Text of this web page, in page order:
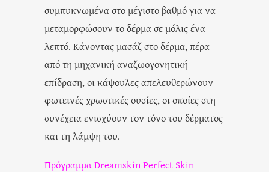
συμπυκνωμένα στο μέγιστο βαθμό για να
μεταμορφώσουν το δέρμα σε μόλις ένα
λεπτό. Κάνοντας μασάζ στο δέρμα, πέρα
από τη μηχανική αναζωογονητική
επίδραση, οι κάψουλες απελευθερώνουν
φωτεινές χρωστικές ουσίες, οι οποίες στη
συνέχεια ενισχύουν τον τόνο του δέρματος
και τη λάμψη του.
Πρόγραμμα Dreamskin Perfect Skin